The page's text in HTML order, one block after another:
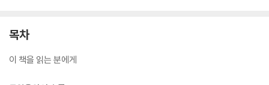
목차
이 책을 읽는 분에게